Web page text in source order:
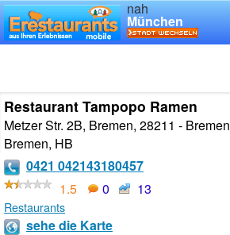
nah
München
Restaurant Tampopo Ramen
Metzer Str. 2B, Bremen, 28211 - Bremen
Bremen, HB
0421 042143180457
1.5
0 13
Restaurants
sehe die Karte